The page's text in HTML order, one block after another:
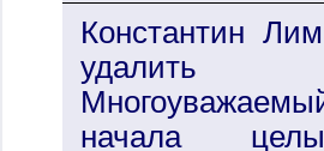
Константин
удалить
начала